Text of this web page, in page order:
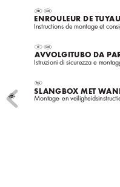
SLANGBOX MET W
Montage- en v
ENROULEUR DE TUYA
Instructions de montage et
AVVOLGITUBO DA P
Istruzioni di sicurezza e